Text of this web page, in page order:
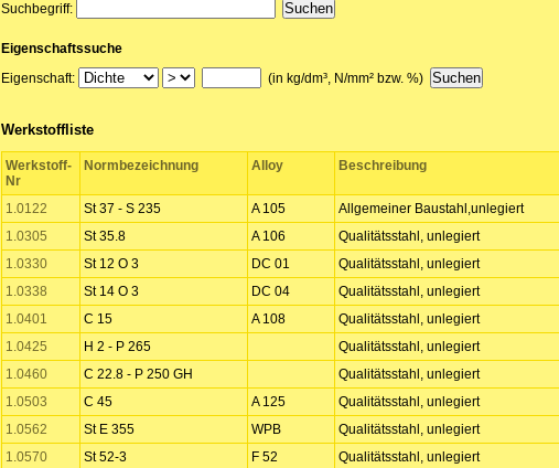
Suchbegriff:
Eigenschaftssuche
Eigenschaft:
(in kg/dm³, N/mm² bzw. %)
Werkstoffliste
Werkstoff-
Nr
Normbezeichnung Alloy Beschreibung
1.0122 St 37 - S 235 A 105
Allgemeiner Baustahl,unlegiert
1.0305
St 35.8 A 106
Qualitätsstahl, unlegiert
1.0330
St 12 O 3 DC 01
Qualitätsstahl, unlegiert
1.0338
St 14 O 3 DC 04
Qualitätsstahl, unlegiert
1.0401
C 15 A 108
Qualitätsstahl, unlegiert
1.0425
H 2 - P 265
Qualitätsstahl, unlegiert
1.0460
C 22.8 - P 250 GH
Qualitätsstahl, unlegiert
1.0503
C 45 A 125
Qualitätsstahl, unlegiert
1.0562
St E 355 WPB
Qualitätsstahl, unlegiert
1.0570
St 52-3 F 52
Qualitätsstahl, unlegiert